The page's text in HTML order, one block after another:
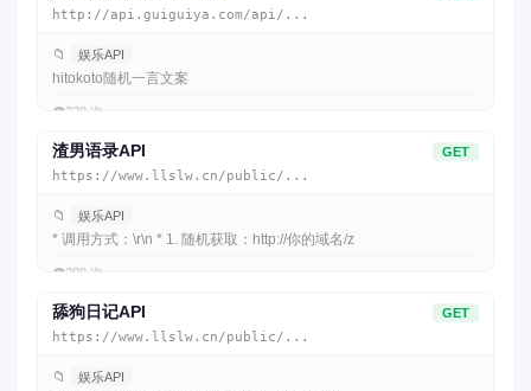
http://api.guiguiya.com/api/...
📁 娱乐API
hitokoto随机一言文案
👁️220 次
渣男语录API GET
https://www.llslw.cn/public/...
📁 娱乐API
* 调用方式：\r\n * 1. 随机获取：http://你的域名/z
👁️209 次
舔狗日记API GET
https://www.llslw.cn/public/...
📁 娱乐API